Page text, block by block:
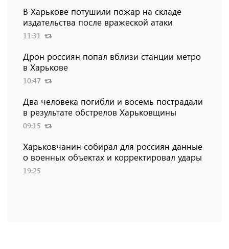
В Харькове потушили пожар на складе
издательства после вражеской атаки
11:31
Дрон россиян попал вблизи станции метро
в Харькове
10:47
Два человека погибли и восемь пострадали
в результате обстрелов Харьковщины
09:15
Харьковчанин собирал для россиян данные
о военных объектах и ​​корректировал удары
19:25